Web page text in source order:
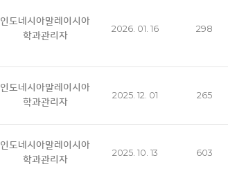
인도네시아말레이시아
학과관리자
2026. 01. 16 298
인도네시아말레이시아
학과관리자
2025. 12. 01 265
인도네시아말레이시아
학과관리자
2025. 10. 13 603